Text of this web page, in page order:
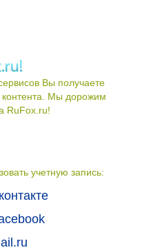
Вы получаете
Мы дорожим
RuFox.ru!
учетную запись: